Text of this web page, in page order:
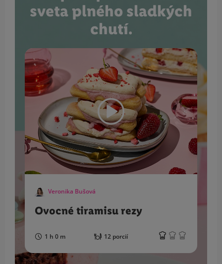
sveta plného sladkých
chutí.
Veronika Bušová
Ovocné tiramisu rezy
1 h 0 m 12 porcií